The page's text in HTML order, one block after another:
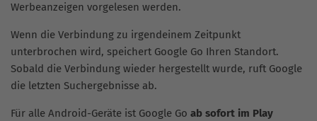
Werbeanzeigen vorgelesen werden.
Wenn die Verbindung zu irgendeinem Zeitpunkt
unterbrochen wird, speichert Google Go Ihren Standort.
Sobald die Verbindung wieder hergestellt wurde, ruft Google
die letzten Suchergebnisse ab.
Für alle Android-Geräte ist Google Go ab sofort im Play